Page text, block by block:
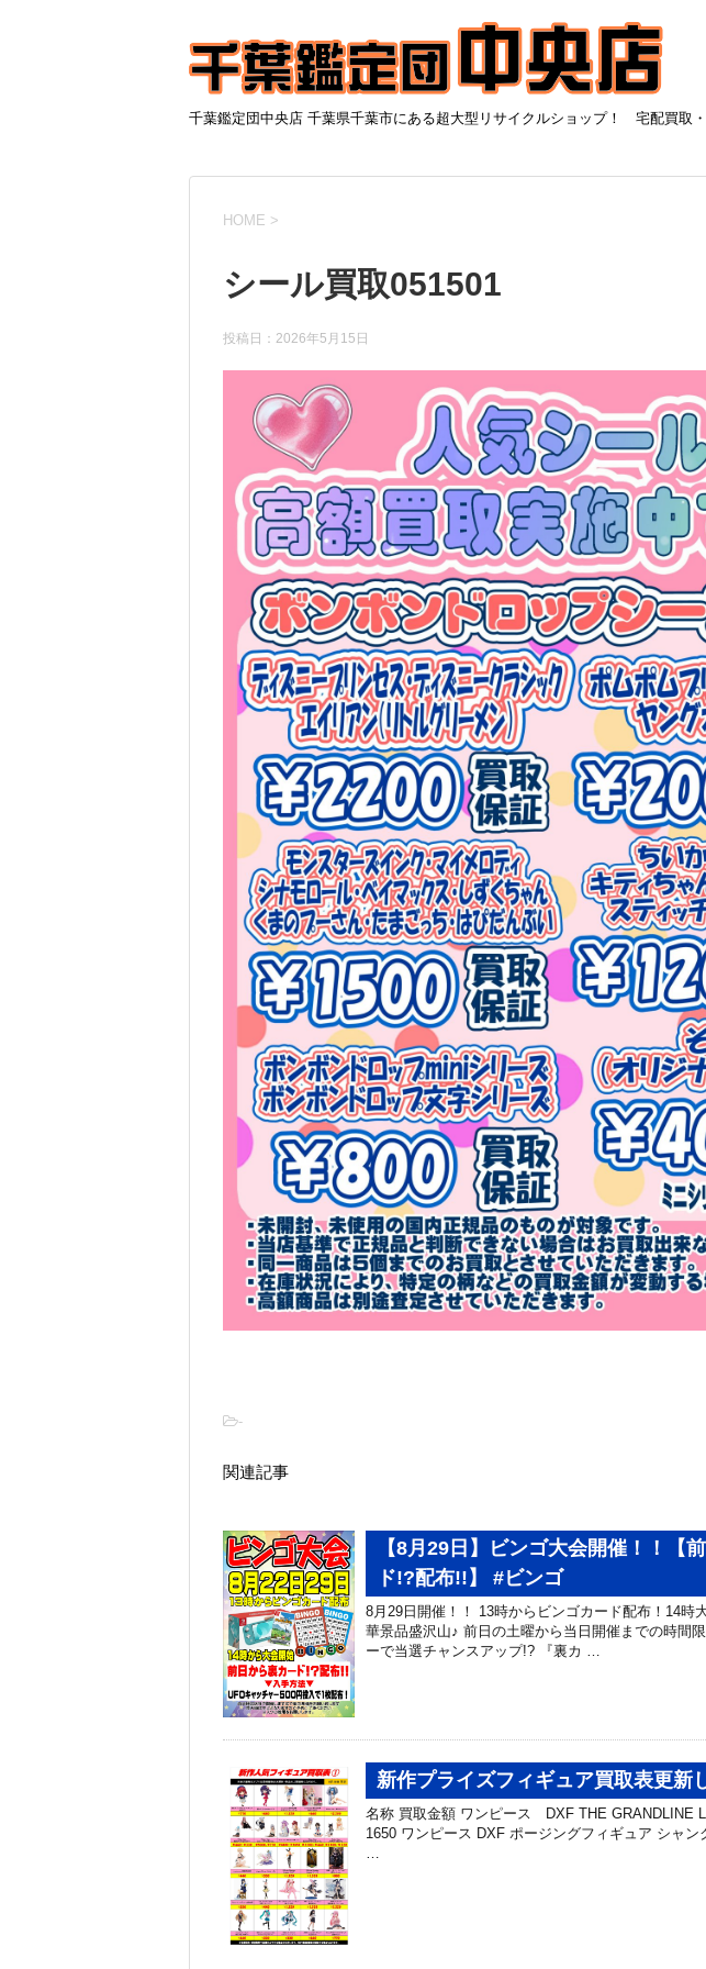
千葉鑑定団中央店 千葉県千葉市にある超大型リサイクルショップ！ 宅配買取・
HOME >
シール買取051501
投稿日： 2026年5月15日
-
関連記事
【8月29日】ビンゴ大会開催！！【
ド!?配布!!】 #ビンゴ
8月29日開催！！ 13時からビンゴカード配布！14
華景品盛沢山♪ 前日の土曜から当日開催までの時間
ーで当選チャンスアップ!? 『裏カ …
新作プライズフィギュア買取表更新
名称 買取金額 ワンピース DXF THE GRANDLINE
1650 ワンピース DXF ポージングフィギュア シャ